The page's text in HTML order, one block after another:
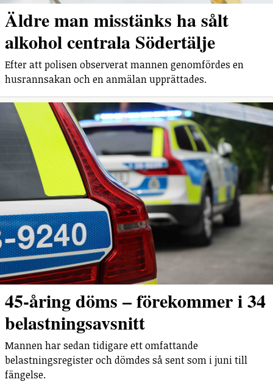
Äldre man misstänks ha sålt
alkohol centrala Södertälje
Efter att polisen observerat mannen genomfördes en
husrannsakan och en anmälan upprättades.
45-åring döms – förekommer i 34
belastningsavsnitt
Mannen har sedan tidigare ett omfattande
belastningsregister och dömdes så sent som i juni till
fängelse.